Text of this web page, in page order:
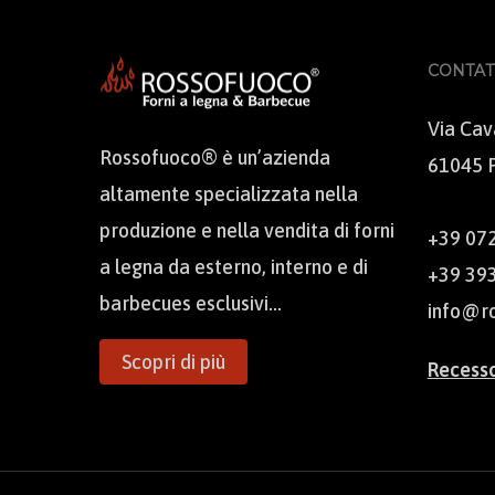
Rossofuoco® è un’azienda
altamente specializzata nella
produzione e nella vendita di forni
a legna da esterno, interno e di
barbecues esclusivi...
Scopri di più
Via
61045
+39
+39